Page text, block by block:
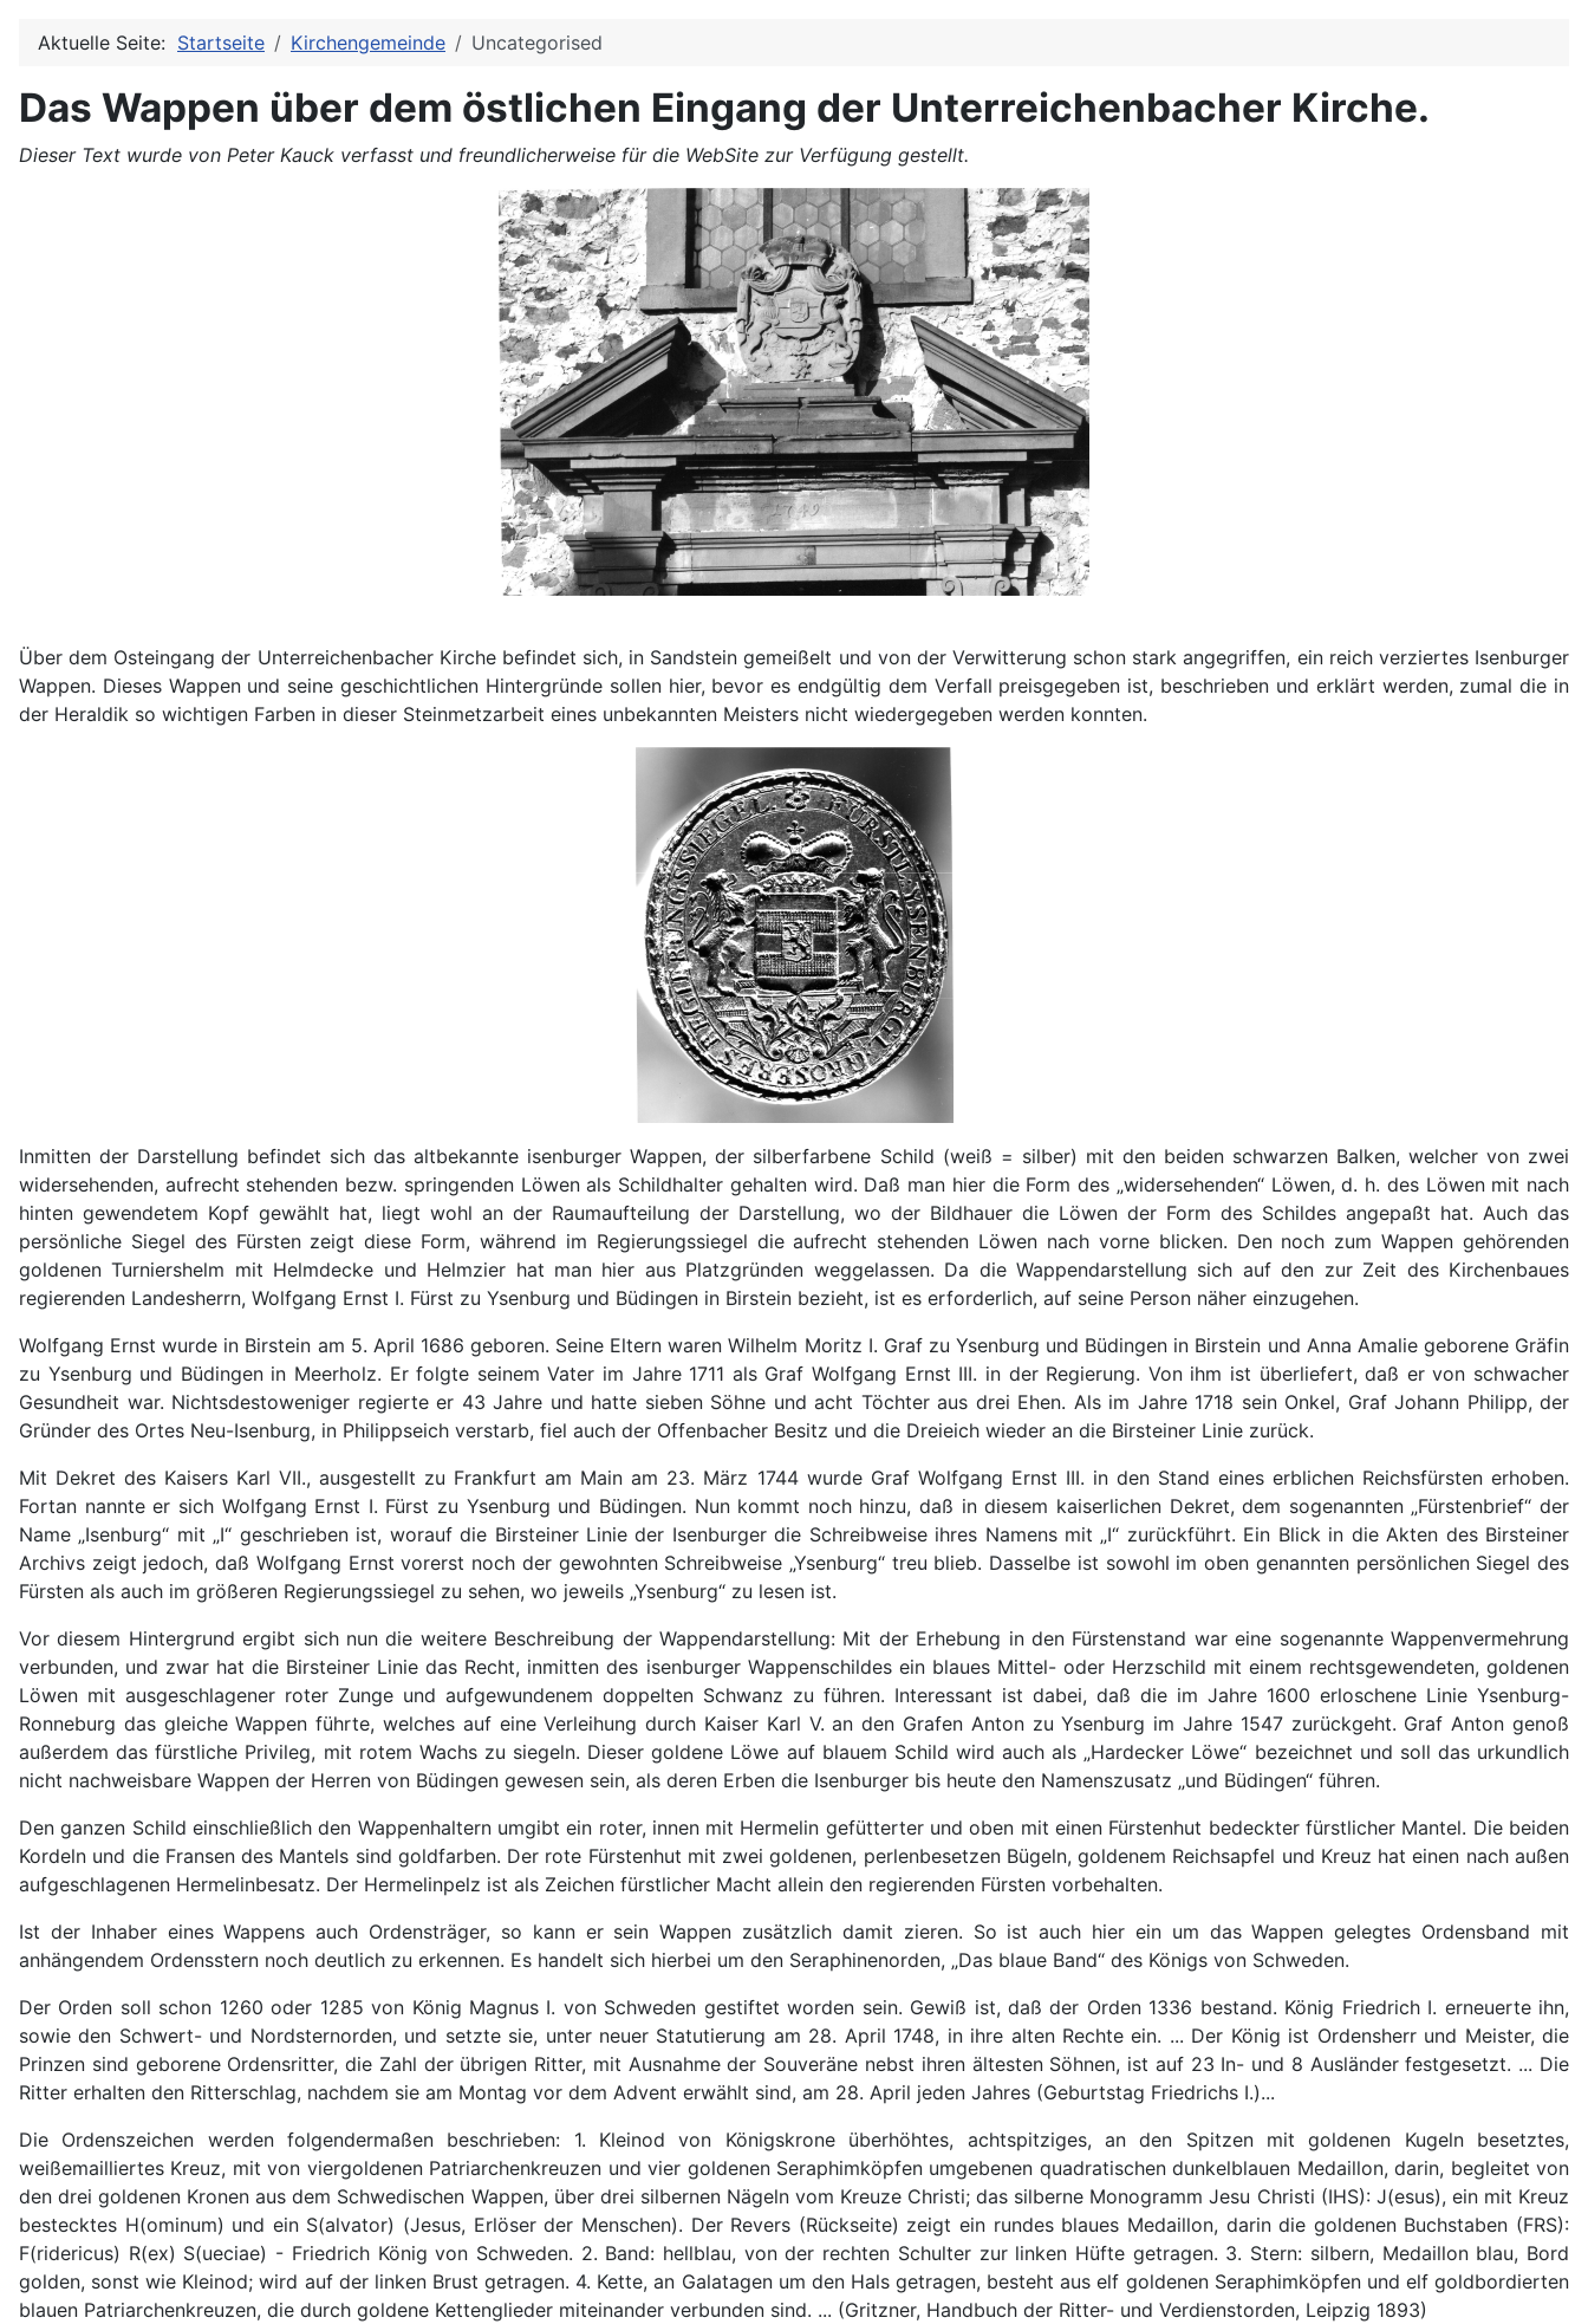
Aktuelle Seite: Startseite Kirchengemeinde Uncategorised
Das Wappen über dem östlichen Eingang der Unterreichenbacher Kirche.
Dieser Text wurde von Peter Kauck verfasst und freundlicherweise für die WebSite zur Verfügung gestellt.
Über dem Osteingang der Unterreichenbacher Kirche befindet sich, in Sandstein gemeißelt und von der Verwitterung schon stark angegriffen, ein reich verziertes Isenburger
Wappen. Dieses Wappen und seine geschichtlichen Hintergründe sollen hier, bevor es endgültig dem Verfall preisgegeben ist, beschrieben und erklärt werden, zumal die in
der Heraldik so wichtigen Farben in dieser Steinmetzarbeit eines unbekannten Meisters nicht wiedergegeben werden konnten.
Inmitten der Darstellung befindet sich das altbekannte isenburger Wappen, der silberfarbene Schild (weiß = silber) mit den beiden schwarzen Balken, welcher von zwei
widersehenden, aufrecht stehenden bezw. springenden Löwen als Schildhalter gehalten wird. Daß man hier die Form des „widersehenden“ Löwen, d. h. des Löwen mit nach
hinten gewendetem Kopf gewählt hat, liegt wohl an der Raumaufteilung der Darstellung, wo der Bildhauer die Löwen der Form des Schildes angepaßt hat. Auch das
persönliche Siegel des Fürsten zeigt diese Form, während im Regierungssiegel die aufrecht stehenden Löwen nach vorne blicken. Den noch zum Wappen gehörenden
goldenen Turniershelm mit Helmdecke und Helmzier hat man hier aus Platzgründen weggelassen. Da die Wappendarstellung sich auf den zur Zeit des Kirchenbaues
regierenden Landesherrn, Wolfgang Ernst I. Fürst zu Ysenburg und Büdingen in Birstein bezieht, ist es erforderlich, auf seine Person näher einzugehen.
Wolfgang Ernst wurde in Birstein am 5. April 1686 geboren. Seine Eltern waren Wilhelm Moritz I. Graf zu Ysenburg und Büdingen in Birstein und Anna Amalie geborene Gräfin
zu Ysenburg und Büdingen in Meerholz. Er folgte seinem Vater im Jahre 1711 als Graf Wolfgang Ernst III. in der Regierung. Von ihm ist überliefert, daß er von schwacher
Gesundheit war. Nichtsdestoweniger regierte er 43 Jahre und hatte sieben Söhne und acht Töchter aus drei Ehen. Als im Jahre 1718 sein Onkel, Graf Johann Philipp, der
Gründer des Ortes Neu-Isenburg, in Philippseich verstarb, fiel auch der Offenbacher Besitz und die Dreieich wieder an die Birsteiner Linie zurück.
Mit Dekret des Kaisers Karl VII., ausgestellt zu Frankfurt am Main am 23. März 1744 wurde Graf Wolfgang Ernst III. in den Stand eines erblichen Reichsfürsten erhoben.
Fortan nannte er sich Wolfgang Ernst I. Fürst zu Ysenburg und Büdingen. Nun kommt noch hinzu, daß in diesem kaiserlichen Dekret, dem sogenannten „Fürstenbrief“ der
Name „Isenburg“ mit „I“ geschrieben ist, worauf die Birsteiner Linie der Isenburger die Schreibweise ihres Namens mit „I“ zurückführt. Ein Blick in die Akten des Birsteiner
Archivs zeigt jedoch, daß Wolfgang Ernst vorerst noch der gewohnten Schreibweise „Ysenburg“ treu blieb. Dasselbe ist sowohl im oben genannten persönlichen Siegel des
Fürsten als auch im größeren Regierungssiegel zu sehen, wo jeweils „Ysenburg“ zu lesen ist.
Vor diesem Hintergrund ergibt sich nun die weitere Beschreibung der Wappendarstellung: Mit der Erhebung in den Fürstenstand war eine sogenannte Wappenvermehrung
verbunden, und zwar hat die Birsteiner Linie das Recht, inmitten des isenburger Wappenschildes ein blaues Mittel- oder Herzschild mit einem rechtsgewendeten, goldenen
Löwen mit ausgeschlagener roter Zunge und aufgewundenem doppelten Schwanz zu führen. Interessant ist dabei, daß die im Jahre 1600 erloschene Linie Ysenburg-
Ronneburg das gleiche Wappen führte, welches auf eine Verleihung durch Kaiser Karl V. an den Grafen Anton zu Ysenburg im Jahre 1547 zurückgeht. Graf Anton genoß
außerdem das fürstliche Privileg, mit rotem Wachs zu siegeln. Dieser goldene Löwe auf blauem Schild wird auch als „Hardecker Löwe“ bezeichnet und soll das urkundlich
nicht nachweisbare Wappen der Herren von Büdingen gewesen sein, als deren Erben die Isenburger bis heute den Namenszusatz „und Büdingen“ führen.
Den ganzen Schild einschließlich den Wappenhaltern umgibt ein roter, innen mit Hermelin gefütterter und oben mit einen Fürstenhut bedeckter fürstlicher Mantel. Die beiden
Kordeln und die Fransen des Mantels sind goldfarben. Der rote Fürstenhut mit zwei goldenen, perlenbesetzen Bügeln, goldenem Reichsapfel und Kreuz hat einen nach außen
aufgeschlagenen Hermelinbesatz. Der Hermelinpelz ist als Zeichen fürstlicher Macht allein den regierenden Fürsten vorbehalten.
Ist der Inhaber eines Wappens auch Ordensträger, so kann er sein Wappen zusätzlich damit zieren. So ist auch hier ein um das Wappen gelegtes Ordensband mit
anhängendem Ordensstern noch deutlich zu erkennen. Es handelt sich hierbei um den Seraphinenorden, „Das blaue Band“ des Königs von Schweden.
Der Orden soll schon 1260 oder 1285 von König Magnus I. von Schweden gestiftet worden sein. Gewiß ist, daß der Orden 1336 bestand. König Friedrich I. erneuerte ihn,
sowie den Schwert- und Nordsternorden, und setzte sie, unter neuer Statutierung am 28. April 1748, in ihre alten Rechte ein. ... Der König ist Ordensherr und Meister, die
Prinzen sind geborene Ordensritter, die Zahl der übrigen Ritter, mit Ausnahme der Souveräne nebst ihren ältesten Söhnen, ist auf 23 In- und 8 Ausländer festgesetzt. ... Die
Ritter erhalten den Ritterschlag, nachdem sie am Montag vor dem Advent erwählt sind, am 28. April jeden Jahres (Geburtstag Friedrichs I.)...
Die Ordenszeichen werden folgendermaßen beschrieben: 1. Kleinod von Königskrone überhöhtes, achtspitziges, an den Spitzen mit goldenen Kugeln besetztes,
weißemailliertes Kreuz, mit von viergoldenen Patriarchenkreuzen und vier goldenen Seraphimköpfen umgebenen quadratischen dunkelblauen Medaillon, darin, begleitet von
den drei goldenen Kronen aus dem Schwedischen Wappen, über drei silbernen Nägeln vom Kreuze Christi; das silberne Monogramm Jesu Christi (IHS): J(esus), ein mit Kreuz
bestecktes H(ominum) und ein S(alvator) (Jesus, Erlöser der Menschen). Der Revers (Rückseite) zeigt ein rundes blaues Medaillon, darin die goldenen Buchstaben (FRS):
F(ridericus) R(ex) S(ueciae) - Friedrich König von Schweden. 2. Band: hellblau, von der rechten Schulter zur linken Hüfte getragen. 3. Stern: silbern, Medaillon blau, Bord
golden, sonst wie Kleinod; wird auf der linken Brust getragen. 4. Kette, an Galatagen um den Hals getragen, besteht aus elf goldenen Seraphimköpfen und elf goldbordierten
blauen Patriarchenkreuzen, die durch goldene Kettenglieder miteinander verbunden sind. ... (Gritzner, Handbuch der Ritter- und Verdienstorden, Leipzig 1893)